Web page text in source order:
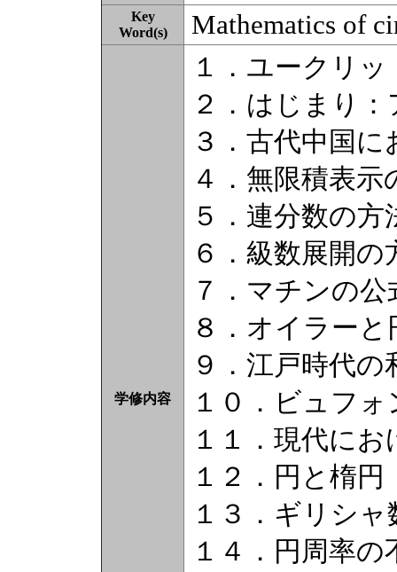
Key
Word(s)
Mathematics of
学修内容
１．ユークリ
２．はじまり
３．古代中国
４．無限積表示
５．連分数の方
６．級数展開の
７．マチンの公
８．オイラーと
９．江戸時代の
１０．ビュフォ
１１．現代に
１２．円と楕円
１３．ギリシ
１４．円周率